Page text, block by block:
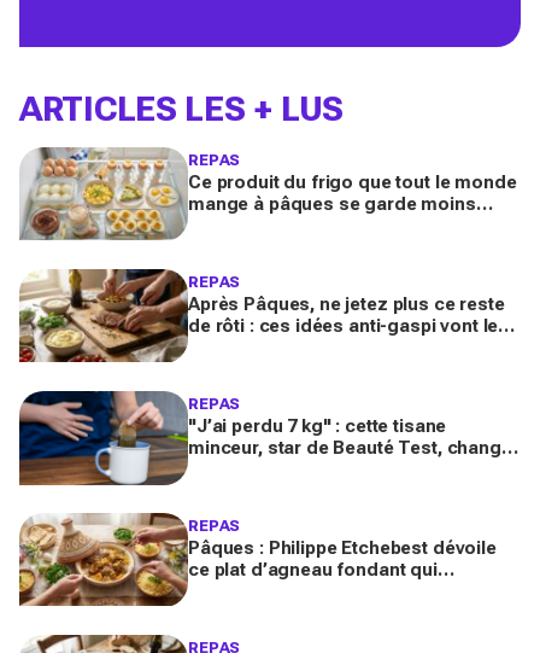
ARTICLES LES + LUS
REPAS
Ce produit du frigo que tout le monde
mange à pâques se garde moins
REPAS
Après Pâques, ne jetez plus ce reste
de rôti : ces idées anti-gaspi vont le
REPAS
"J’ai perdu 7 kg" : cette tisane
minceur, star de Beauté Test, change
REPAS
Pâques : Philippe Etchebest dévoile
ce plat d’agneau fondant qui
REPAS